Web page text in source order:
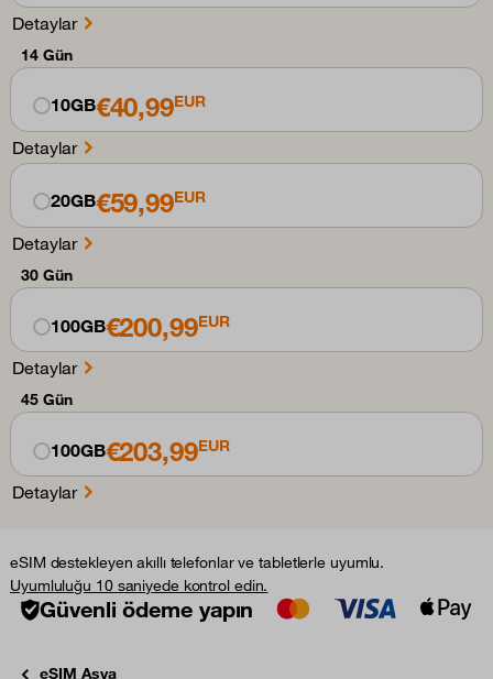
Detaylar
14 Gün
10GB€40,99EUR
Detaylar
20GB€59,99EUR
Detaylar
30 Gün
100GB€200,99EUR
Detaylar
45 Gün
100GB€203,99EUR
Detaylar
eSIM destekleyen akıllı telefonlar ve tabletlerle uyumlu.
Uyumluluğu 10 saniyede kontrol edin.
Güvenli ödeme yapın
eSIM Asya